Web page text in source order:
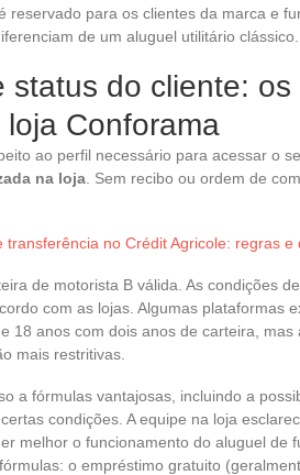
reservado para os clientes da marca e
de um aluguel utilitário clássico.
status do cliente: os
Conforama
ao perfil necessário para acessar o
na loja . Sem recibo ou ordem de
transferência no Crédit Agricole: regras e
de motorista B válida. As condições
com as lojas. Algumas plataformas
18 anos com dois anos de carteira, mas
mais restritivas.
a fórmulas vantajosas, incluindo a
condições. A equipe na loja
melhor o funcionamento do aluguel de
o empréstimo gratuito